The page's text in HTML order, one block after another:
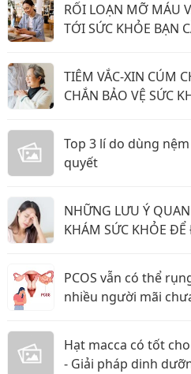
RỐI LOẠN MỠ MÁU
TỚI SỨC KHỎE BẠN
TIÊM VẮC-XIN CÚM
CHẮN BẢO VỆ SỨC
Top 3 lí do dùng
quyết
NHỮNG LƯU Ý
KHÁM SỨC KHỎE
PCOS vẫn có thể
nhiều người mãi
Hạt macca có tốt
- Giải pháp dinh